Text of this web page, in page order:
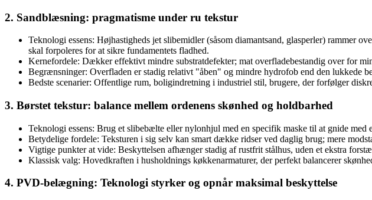
2. Sandblæsning: pragmatisme under ru tekstur
Teknologi essens: Højhastigheds jet slibemidler (såsom diamantsand, glasperler) rammer
skal forpoleres for at sikre fundamentets fladhed.
Kernefordele: Dækker effektivt mindre substratdefekter; mat overfladebestandig over for
Begrænsninger: Overfladen er stadig relativt "åben" og mindre hydrofob end den lukkede
Bedste scenarier: Offentlige rum, boligindretning i industriel stil, brugere, der forfølger
3. Børstet tekstur: balance mellem ordenens skønhed og holdbarhed
Teknologi essens: Brug et slibebælte eller nylonhjul med en specifik maske til at gnide
Betydelige fordele: Teksturen i sig selv kan smart dække ridser ved daglig brug; mere
Vigtige punkter at vide: Beskyttelsen afhænger stadig af rustfrit stålhus, uden et ekstra
Klassisk valg: Hovedkraften i husholdnings køkkenarmaturer, der perfekt balancerer
4. PVD-belægning: Teknologi styrker og opnår maksimal beskyttelse